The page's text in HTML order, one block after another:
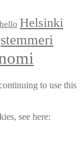
hello Helsinki
stemmeri
to use this
see here: